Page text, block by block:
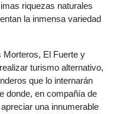
riquezas naturales
la inmensa variedad
Morteros, El Fuerte y
turismo alternativo,
que lo internarán
donde, en compañía de
una innumerable